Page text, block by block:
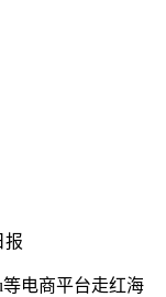
报
电商平台走红海